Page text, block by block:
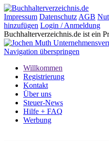
Impressum Datenschutz AGB
hinzufügen Login / Anmeldung
Buchhalterverzeichnis.de ist ein
Navigation überspringen
Willkommen
Registrierung
Kontakt
Über uns
Steuer-News
Hilfe + FAQ
Werbung